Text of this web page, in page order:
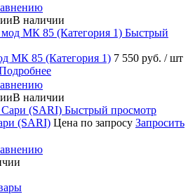
В наличии
Быстрый
МК 85 (Категория 1) 7 550 руб. / шт
В наличии
Быстрый просмотр
(SARI) Цена по запросу Запросить